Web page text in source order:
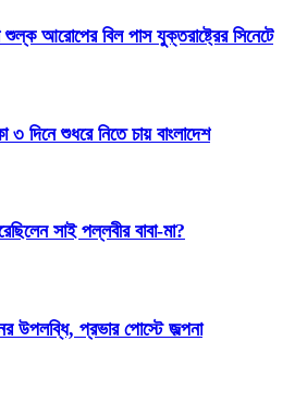
আরোপের বিল পাস যুক্তরাষ্ট্রের সিনেটে
দিনে শুধরে নিতে চায় বাংলাদেশ
সাই পল্লবীর বাবা-মা?
উপলব্ধি, প্রভার পোস্টে জল্পনা